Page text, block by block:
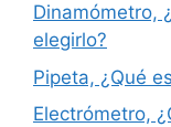
Dinamómetro,
elegirlo?
Pipeta, ¿Qué
Electrómetro,